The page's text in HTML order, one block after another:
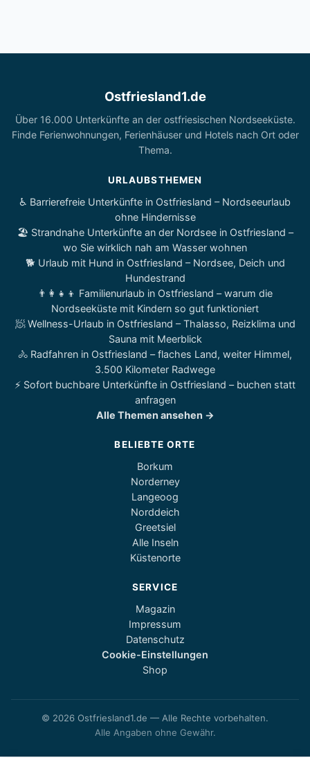
Ostfriesland1.de
Über 16.000 Unterkünfte an der ostfriesischen Nordseeküste.
Finde Ferienwohnungen, Ferienhäuser und Hotels nach Ort oder
Thema.
URLAUBSTHEMEN
♿ Barrierefreie Unterkünfte in Ostfriesland – Nordseeurlaub
ohne Hindernisse
🏖️ Strandnahe Unterkünfte an der Nordsee in Ostfriesland –
wo Sie wirklich nah am Wasser wohnen
🐕 Urlaub mit Hund in Ostfriesland – Nordsee, Deich und
Hundestrand
👨‍👩‍👧‍👦 Familienurlaub in Ostfriesland – warum die
Nordseeküste mit Kindern so gut funktioniert
🧖 Wellness-Urlaub in Ostfriesland – Thalasso, Reizklima und
Sauna mit Meerblick
🚴 Radfahren in Ostfriesland – flaches Land, weiter Himmel,
3.500 Kilometer Radwege
⚡ Sofort buchbare Unterkünfte in Ostfriesland – buchen statt
anfragen
Alle Themen ansehen →
BELIEBTE ORTE
Borkum
Norderney
Langeoog
Norddeich
Greetsiel
Alle Inseln
Küstenorte
SERVICE
Magazin
Impressum
Datenschutz
Cookie-Einstellungen
Shop
© 2026 Ostfriesland1.de — Alle Rechte vorbehalten.
Alle Angaben ohne Gewähr.